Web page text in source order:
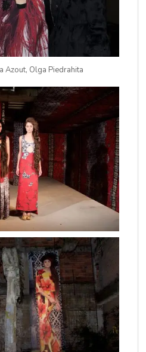
Azout, Olga Piedrahita